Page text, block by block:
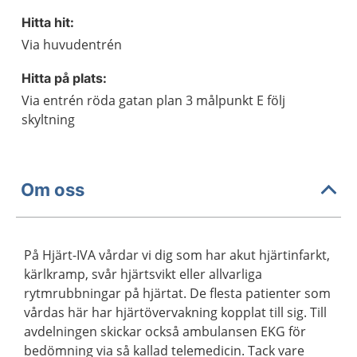
Hitta hit:
Via huvudentrén
Hitta på plats:
Via entrén röda gatan plan 3 målpunkt E följ
skyltning
Om oss
På Hjärt-IVA vårdar vi dig som har akut hjärtinfarkt,
kärlkramp, svår hjärtsvikt eller allvarliga
rytmrubbningar på hjärtat. De flesta patienter som
vårdas här har hjärtövervakning kopplat till sig. Till
avdelningen skickar också ambulansen EKG för
bedömning via så kallad telemedicin. Tack vare